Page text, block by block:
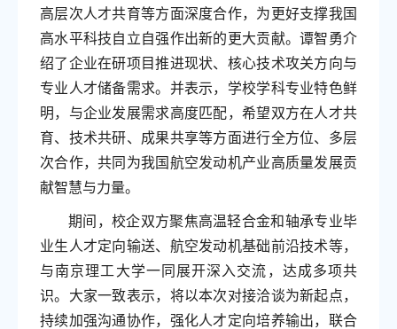
高层次人才共育等方面深度合作，为更好支撑我国
高水平科技自立自强作出新的更大贡献。谭智勇介
绍了企业在研项目推进现状、核心技术攻关方向与
专业人才储备需求。并表示，学校学科专业特色鲜
明，与企业发展需求高度匹配，希望双方在人才共
育、技术共研、成果共享等方面进行全方位、多层
次合作，共同为我国航空发动机产业高质量发展贡
献智慧与力量。
期间，校企双方聚焦高温轻合金和轴承专业毕
业生人才定向输送、航空发动机基础前沿技术等，
与南京理工大学一同展开深入交流，达成多项共
识。大家一致表示，将以本次对接洽谈为新起点，
持续加强沟通协作，强化人才定向培养输出，联合